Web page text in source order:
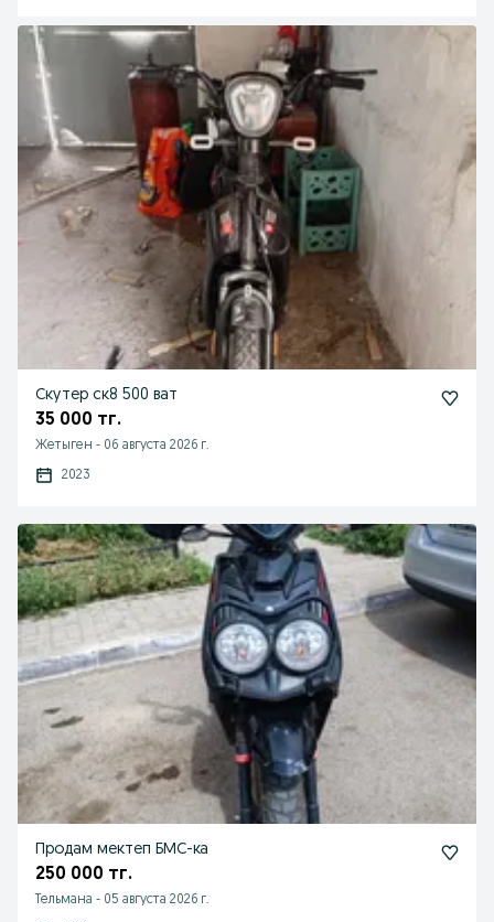
Скутер ск8 500 ват
35 000 тг.
Жетыген - 06 августа 2026 г.
2023
Продам мектеп БМС-ка
250 000 тг.
Тельмана - 05 августа 2026 г.